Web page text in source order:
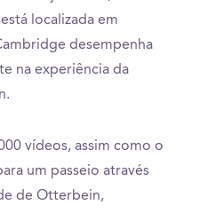
localizada em
desempenha
na experiência da
vídeos, assim como o
um passeio através
de Otterbein,